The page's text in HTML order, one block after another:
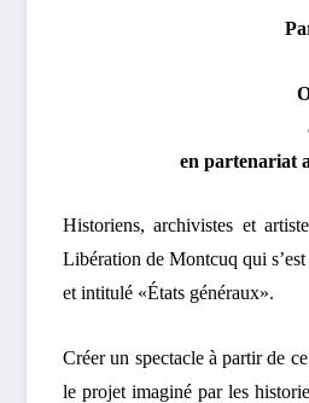
en partenariat
Historiens, archivistes et
Libération de Montcuq qui
et intitulé «États généraux».
Créer un spectacle à partir de
le projet imaginé par les